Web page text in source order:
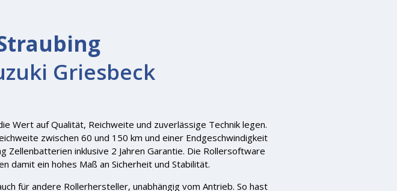
Griesbeck
Wert auf Qualität, Reichweite und zuverlässige Technik legen.
zwischen 60 und 150 km und einer Endgeschwindigkeit
inklusive 2 Jahren Garantie. Die Rollersoftware
damit ein hohes Maß an Sicherheit und Stabilität.
für andere Rollerhersteller, unabhängig vom Antrieb. So hast